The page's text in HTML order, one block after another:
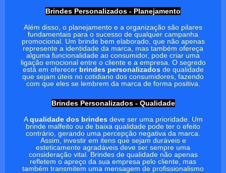
Brindes Personalizados - Planejamento
Além disso, o planejamento e a organização são pilares
fundamentais para o sucesso de qualquer campanha
promocional. Um brinde bem elaborado, que não apenas
represente a identidade da marca, mas também ofereça
alguma funcionalidade ao consumidor, pode criar uma
ligação emocional entre o cliente e a empresa. O segredo
está em oferecer brindes personalizadosde qualidade
que sejam úteis no cotidiano dos consumidores, fazendo
com que eles se lembrem da marca de forma positiva.
Brindes Personalizados - Qualidade
Aqualidade dos brindesdeve ser uma prioridade. Um
brinde malfeito ou de baixa qualidade pode ter o efeito
contrário, gerando uma percepção negativa da marca.
Assim, investir em itens que sejam duráveis e
esteticamente agradáveis deve ser sempre uma
consideração vital. Brindes de qualidade não apenas
refletem o apreço da sua empresa pelo cliente, mas
também transmitem uma mensagem de profissionalismo